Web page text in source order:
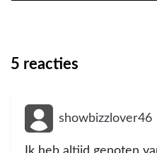
5 reacties
showbizzlover46
Ik heb altijd genoten